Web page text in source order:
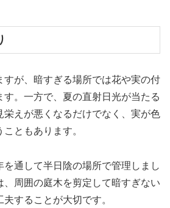
すが、暗すぎる場所では花や実の付
す。一方で、夏の直射日光が当たる
栄えが悪くなるだけでなく、実が色
ともあります。
通して半日陰の場所で管理しまし
、周囲の庭木を剪定して暗すぎない
することが大切です。